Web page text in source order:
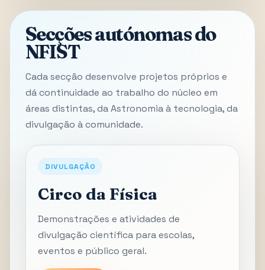
Secções autónomas do
NFIST
Cada secção desenvolve projetos próprios e
dá continuidade ao trabalho do núcleo em
áreas distintas, da Astronomia à tecnologia, da
divulgação à comunidade.
DIVULGAÇÃO
Circo da Física
Demonstrações e atividades de
divulgação científica para escolas,
eventos e público geral.